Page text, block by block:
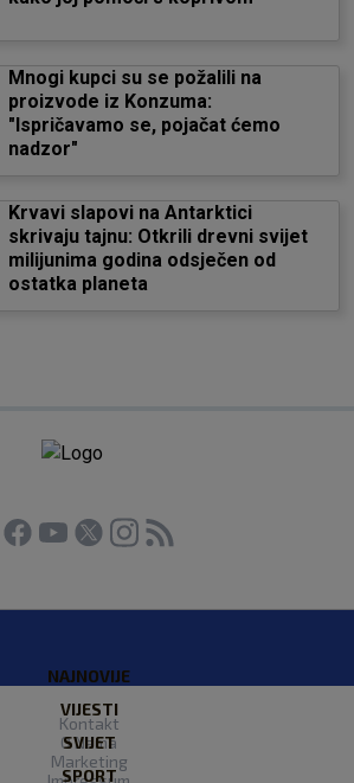
Mnogi kupci su se požalili na
proizvode iz Konzuma:
"Ispričavamo se, pojačat ćemo
nadzor"
Krvavi slapovi na Antarktici
skrivaju tajnu: Otkrili drevni svijet
milijunima godina odsječen od
ostatka planeta
NAJNOVIJE
VIJESTI
SVIJET
SPORT
Kontakt
O Nama
Marketing